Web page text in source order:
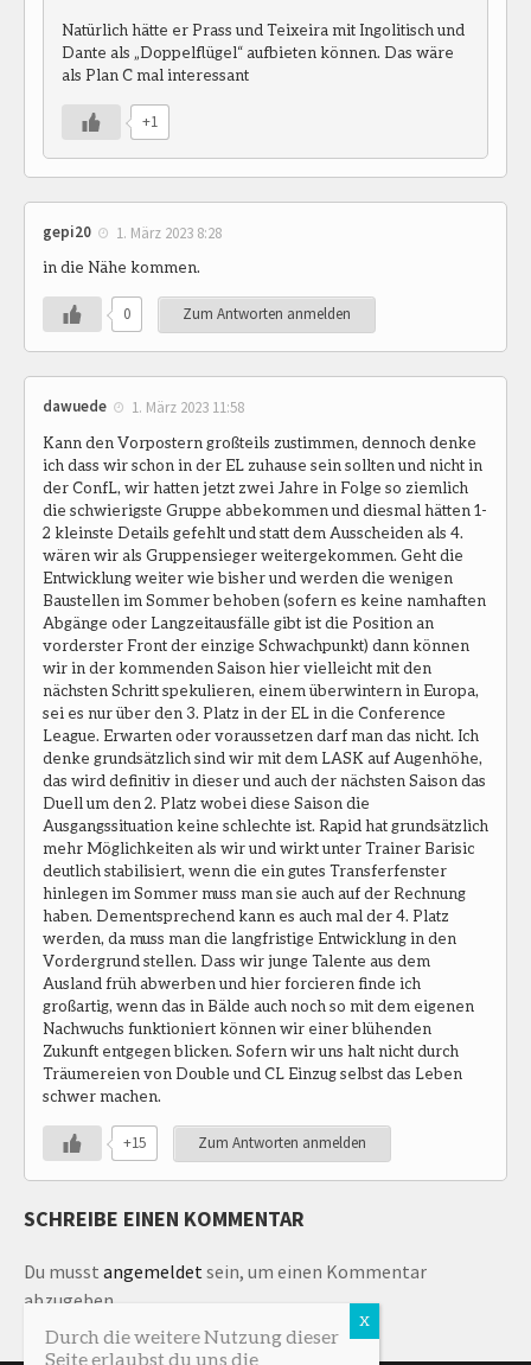
Natürlich hätte er Prass und Teixeira mit Ingolitisch und
Dante als „Doppelflügel“ aufbieten können. Das wäre
als Plan C mal interessant
+1
gepi20 1. März 2023 8:28
in die Nähe kommen.
0 Zum Antworten anmelden
dawuede 1. März 2023 11:58
Kann den Vorpostern großteils zustimmen, dennoch denke
ich dass wir schon in der EL zuhause sein sollten und nicht in
der ConfL, wir hatten jetzt zwei Jahre in Folge so ziemlich
die schwierigste Gruppe abbekommen und diesmal hätten 1-
2 kleinste Details gefehlt und statt dem Ausscheiden als 4.
wären wir als Gruppensieger weitergekommen. Geht die
Entwicklung weiter wie bisher und werden die wenigen
Baustellen im Sommer behoben (sofern es keine namhaften
Abgänge oder Langzeitausfälle gibt ist die Position an
vorderster Front der einzige Schwachpunkt) dann können
wir in der kommenden Saison hier vielleicht mit den
nächsten Schritt spekulieren, einem überwintern in Europa,
sei es nur über den 3. Platz in der EL in die Conference
League. Erwarten oder voraussetzen darf man das nicht. Ich
denke grundsätzlich sind wir mit dem LASK auf Augenhöhe,
das wird definitiv in dieser und auch der nächsten Saison das
Duell um den 2. Platz wobei diese Saison die
Ausgangssituation keine schlechte ist. Rapid hat grundsätzlich
mehr Möglichkeiten als wir und wirkt unter Trainer Barisic
deutlich stabilisiert, wenn die ein gutes Transferfenster
hinlegen im Sommer muss man sie auch auf der Rechnung
haben. Dementsprechend kann es auch mal der 4. Platz
werden, da muss man die langfristige Entwicklung in den
Vordergrund stellen. Dass wir junge Talente aus dem
Ausland früh abwerben und hier forcieren finde ich
großartig, wenn das in Bälde auch noch so mit dem eigenen
Nachwuchs funktioniert können wir einer blühenden
Zukunft entgegen blicken. Sofern wir uns halt nicht durch
Träumereien von Double und CL Einzug selbst das Leben
schwer machen.
+15 Zum Antworten anmelden
SCHREIBE EINEN KOMMENTAR
Du musst angemeldetsein, um einen Kommentar
abzugeben.
Durch die weitere Nutzung dieser
Seite erlaubst du uns die